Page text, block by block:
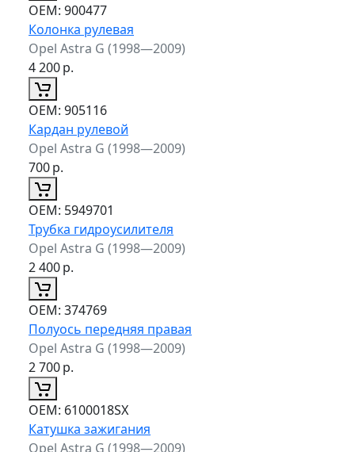
ОЕМ: 900477
Колонка рулевая
Opel Astra G (1998—2009)
4 200р.
ОЕМ: 905116
Кардан рулевой
Opel Astra G (1998—2009)
700р.
ОЕМ: 5949701
Трубка гидроусилителя
Opel Astra G (1998—2009)
2 400р.
ОЕМ: 374769
Полуось передняя правая
Opel Astra G (1998—2009)
2 700р.
ОЕМ: 6100018SX
Катушка зажигания
Opel Astra G (1998—2009)